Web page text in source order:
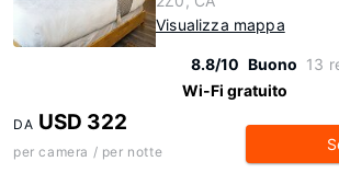
Visualizza mappa
8.8/10 Buono 13
Wi-Fi gratuito
DA USD 322
per camera / per notte